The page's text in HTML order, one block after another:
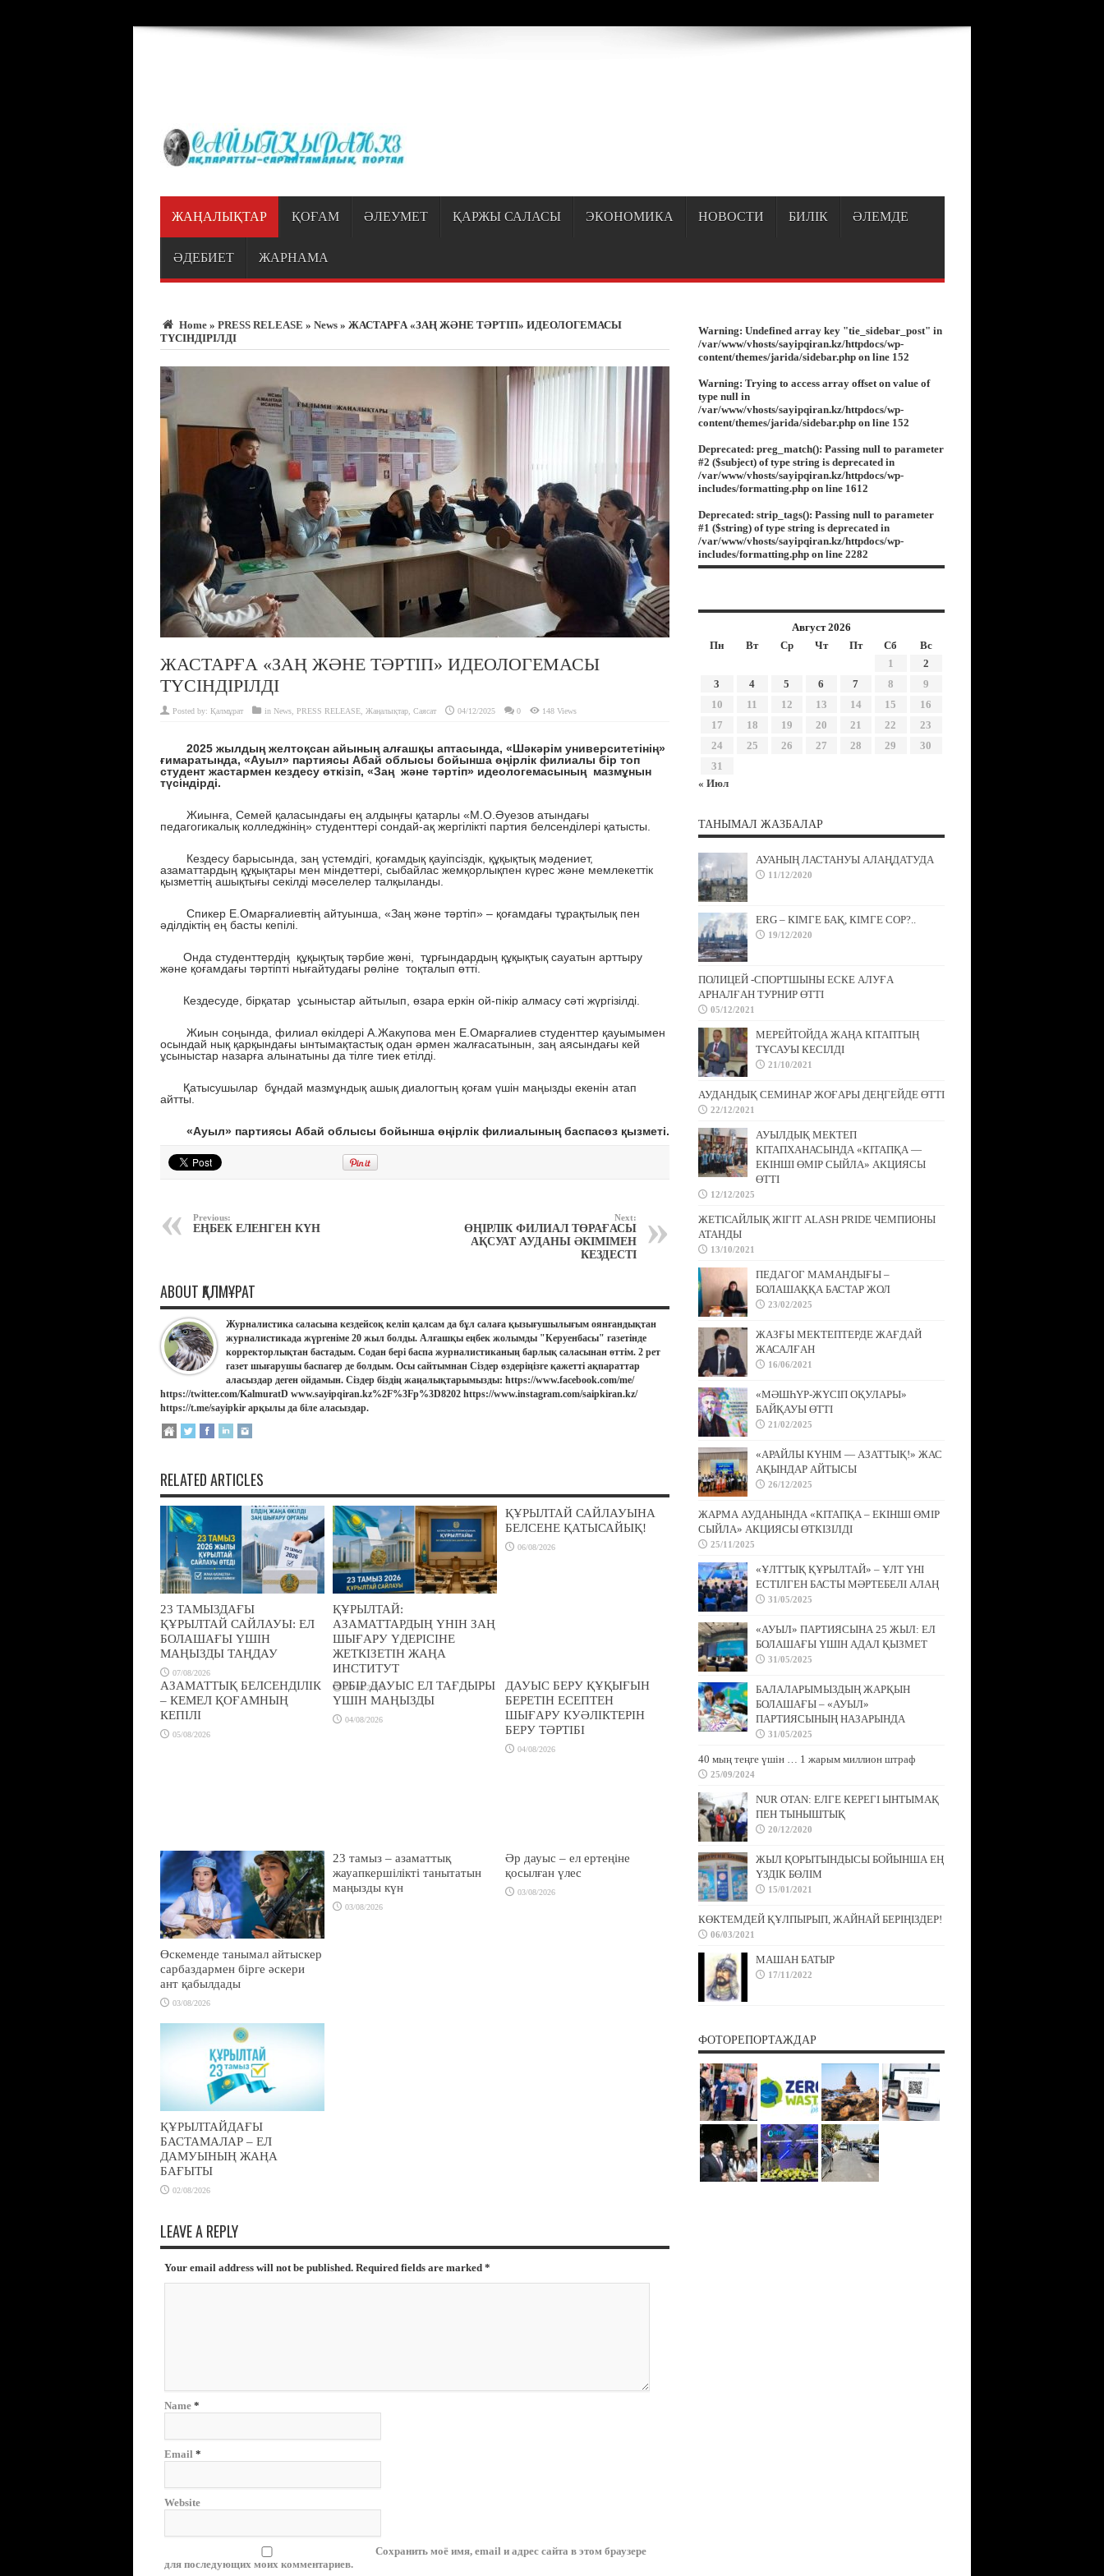
ЖАҢАЛЫҚТАР ҚОҒАМ ӘЛЕУМЕТ ҚАРЖЫ САЛАСЫ ЭКОНОМИКА НОВОСТИ БИЛІК ӘЛЕМДЕ
ӘДЕБИЕТ ЖАРНАМА
Home » PRESS RELEASE » News » ЖАСТАРҒА «ЗАҢ ЖӘНЕ ТӘРТІП» ИДЕОЛОГЕМАСЫ
ТҮСІНДІРІЛДІ
ЖАСТАРҒА «ЗАҢ ЖӘНЕ ТӘРТІП» ИДЕОЛОГЕМАСЫ
ТҮСІНДІРІЛДІ
Posted by: Қалмұрат in News, PRESS RELEASE, Жаңалықтар, Саясат 04/12/2025 0 148 Views
2025 жылдың желтоқсан айының алғашқы аптасында, «Шәкәрім университетінің»
ғимаратында, «Ауыл» партиясы Абай облысы бойынша өңірлік филиалы бір топ
студент жастармен кездесу өткізіп, «Заң және тәртіп» идеологемасының мазмұнын
түсіндірді.
Жиынға, Семей қаласындағы ең алдыңғы қатарлы «М.О.Әуезов атындағы
педагогикалық колледжінің» студенттері сондай-ақ жергілікті партия белсенділері қатысты.
Кездесу барысында, заң үстемдігі, қоғамдық қауіпсіздік, құқықтық мәдениет,
азаматтардың құқықтары мен міндеттері, сыбайлас жемқорлықпен күрес және мемлекеттік
қызметтің ашықтығы секілді мәселелер талқыланды.
Спикер Е.Омарғалиевтің айтуынша, «Заң және тәртіп» – қоғамдағы тұрақтылық пен
әділдіктің ең басты кепілі.
Онда студенттердің құқықтық тәрбие жөні, тұрғындардың құқықтық сауатын арттыру
және қоғамдағы тәртіпті нығайтудағы рөліне тоқталып өтті.
Кездесуде, бірқатар ұсыныстар айтылып, өзара еркін ой-пікір алмасу сәті жүргізілді.
Жиын соңында, филиал өкілдері А.Жакупова мен Е.Омарғалиев студенттер қауымымен
осындай нық қарқындағы ынтымақтастық одан әрмен жалғасатынын, заң аясындағы кей
ұсыныстар назарға алынатыны да тілге тиек етілді.
Қатысушылар бұндай мазмұндық ашық диалогтың қоғам үшін маңызды екенін атап
айтты.
«Ауыл» партиясы Абай облысы бойынша өңірлік филиалының баспасөз қызметі.
Previous:
ЕҢБЕК ЕЛЕНГЕН КҮН
Next:
ӨҢІРЛІК ФИЛИАЛ ТӨРАҒАСЫ
АҚСУАТ АУДАНЫ ӘКІМІМЕН
КЕЗДЕСТІ
ABOUT ҚАЛМҰРАТ
Журналистика саласына кездейсоқ келіп қалсам да бұл салаға қызығушылығым оянғандықтан
журналистикада жүргеніме 20 жыл болды. Алғашқы еңбек жолымды "Керуенбасы" газетінде
корректорлықтан бастадым. Содан бері баспа журналистиканың барлық саласынан өттім. 2 рет
газет шығарушы баспагер де болдым. Осы сайтымнан Сіздер өздеріңізге қажетті ақпараттар
аласыздар деген ойдамын. Сіздер біздің жаңалықтарымызды: https://www.facebook.com/me/
https://twitter.com/KalmuratD www.sayipqiran.kz%2F%3Fp%3D8202 https://www.instagram.com/saipkiran.kz/
https://t.me/sayipkir арқылы да біле аласыздар.
RELATED ARTICLES
23 ТАМЫЗДАҒЫ
ҚҰРЫЛТАЙ САЙЛАУЫ: ЕЛ
БОЛАШАҒЫ ҮШІН
МАҢЫЗДЫ ТАҢДАУ
07/08/2026
ҚҰРЫЛТАЙ:
АЗАМАТТАРДЫҢ ҮНІН ЗАҢ
ШЫҒАРУ ҮДЕРІСІНЕ
ЖЕТКІЗЕТІН ЖАҢА
ИНСТИТУТ
07/08/2026
ҚҰРЫЛТАЙ САЙЛАУЫНА
БЕЛСЕНЕ ҚАТЫСАЙЫҚ!
06/08/2026
АЗАМАТТЫҚ БЕЛСЕНДІЛІК
– КЕМЕЛ ҚОҒАМНЫҢ
КЕПІЛІ
05/08/2026
ӘРБІР ДАУЫС ЕЛ ТАҒДЫРЫ
ҮШІН МАҢЫЗДЫ
04/08/2026
ДАУЫС БЕРУ ҚҰҚЫҒЫН
БЕРЕТІН ЕСЕПТЕН
ШЫҒАРУ КУӘЛІКТЕРІН
БЕРУ ТӘРТІБІ
04/08/2026
Өскеменде танымал айтыскер
сарбаздармен бірге әскери
ант қабылдады
03/08/2026
23 тамыз – азаматтық
жауапкершілікті танытатын
маңызды күн
03/08/2026
Әр дауыс – ел ертеңіне
қосылған үлес
03/08/2026
ҚҰРЫЛТАЙДАҒЫ
БАСТАМАЛАР – ЕЛ
ДАМУЫНЫҢ ЖАҢА
БАҒЫТЫ
02/08/2026
LEAVE A REPLY
Your email address will not be published. Required fields are marked *
Name *
Email *
Website
Сохранить моё имя, email и адрес сайта в этом браузере
для последующих моих комментариев.
Warning: Undefined array key "tie_sidebar_post" in
/var/www/vhosts/sayipqiran.kz/httpdocs/wp-
content/themes/jarida/sidebar.phpon line 152
Warning: Trying to access array offset on value of
type null in
/var/www/vhosts/sayipqiran.kz/httpdocs/wp-
content/themes/jarida/sidebar.phpon line 152
Deprecated: preg_match(): Passing null to parameter
#2 ($subject) of type string is deprecated in
/var/www/vhosts/sayipqiran.kz/httpdocs/wp-
includes/formatting.phpon line 1612
Deprecated: strip_tags(): Passing null to parameter
#1 ($string) of type string is deprecated in
/var/www/vhosts/sayipqiran.kz/httpdocs/wp-
includes/formatting.phpon line 2282
Август 2026
Пн
Вт Ср Чт Пт Сб
Вс
1
2
3
4 5 6 7 8
9
10
11 12 13 14 15
16
17
18 19 20 21 22
23
24
25 26 27 28 29
30
31
« Июл
ТАНЫМАЛ ЖАЗБАЛАР
АУАНЫҢ ЛАСТАНУЫ АЛАҢДАТУДА
11/12/2020
ERG – КІМГЕ БАҚ, КІМГЕ СОР?..
19/12/2020
ПОЛИЦЕЙ -СПОРТШЫНЫ ЕСКЕ АЛУҒА
АРНАЛҒАН ТУРНИР ӨТТІ
05/12/2021
МЕРЕЙТОЙДА ЖАҢА КІТАПТЫҢ
ТҰСАУЫ КЕСІЛДІ
21/10/2021
АУДАНДЫҚ СЕМИНАР ЖОҒАРЫ ДЕҢГЕЙДЕ ӨТТІ
22/12/2021
АУЫЛДЫҚ МЕКТЕП
КІТАПХАНАСЫНДА «КІТАПҚА —
ЕКІНШІ ӨМІР СЫЙЛА» АКЦИЯСЫ
ӨТТІ
12/12/2025
ЖЕТІСАЙЛЫҚ ЖІГІТ ALASH PRIDE ЧЕМПИОНЫ
АТАНДЫ
13/10/2021
ПЕДАГОГ МАМАНДЫҒЫ –
БОЛАШАҚҚА БАСТАР ЖОЛ
23/02/2025
ЖАЗҒЫ МЕКТЕПТЕРДЕ ЖАҒДАЙ
ЖАСАЛҒАН
16/06/2021
«МӘШҺҮР-ЖҮСІП ОҚУЛАРЫ»
БАЙҚАУЫ ӨТТІ
21/02/2025
«АРАЙЛЫ КҮНІМ — АЗАТТЫҚ!» ЖАС
АҚЫНДАР АЙТЫСЫ
26/12/2025
ЖАРМА АУДАНЫНДА «КІТАПҚА – ЕКІНШІ ӨМІР
СЫЙЛА» АКЦИЯСЫ ӨТКІЗІЛДІ
25/11/2025
«ҰЛТТЫҚ ҚҰРЫЛТАЙ» – ҰЛТ ҮНІ
ЕСТІЛГЕН БАСТЫ МӘРТЕБЕЛІ АЛАҢ
31/05/2025
«АУЫЛ» ПАРТИЯСЫНА 25 ЖЫЛ: ЕЛ
БОЛАШАҒЫ ҮШІН АДАЛ ҚЫЗМЕТ
31/05/2025
БАЛАЛАРЫМЫЗДЫҢ ЖАРҚЫН
БОЛАШАҒЫ – «АУЫЛ»
ПАРТИЯСЫНЫҢ НАЗАРЫНДА
31/05/2025
40 мың теңге үшін … 1 жарым миллион штраф
25/09/2024
NUR OTAN: ЕЛГЕ КЕРЕГІ ЫНТЫМАҚ
ПЕН ТЫНЫШТЫҚ
20/12/2020
ЖЫЛ ҚОРЫТЫНДЫСЫ БОЙЫНША ЕҢ
ҮЗДІК БӨЛІМ
15/01/2021
КӨКТЕМДЕЙ ҚҰЛПЫРЫП, ЖАЙНАЙ БЕРІҢІЗДЕР!
06/03/2021
МАШАН БАТЫР
17/11/2022
ФОТОРЕПОРТАЖДАР